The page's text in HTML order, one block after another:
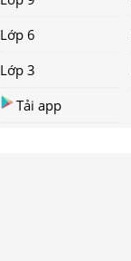
Lớp 6
Lớp 3
Tải app